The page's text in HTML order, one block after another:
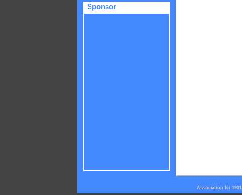
Sponsor
Association loi 1901